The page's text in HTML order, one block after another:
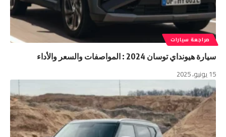
مراجعة سيارات
سيارة هيونداي توسان 2024 : المواصفات والسعر والأداء
15 يونيو، 2025